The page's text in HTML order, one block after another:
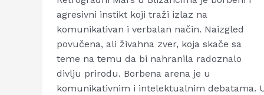
agresivni instikt koji traži izlaz na
komunikativan i verbalan način. Naizgled
povučena, ali živahna zver, koja skače sa
teme na temu da bi nahranila radoznalo
divlju prirodu. Borbena arena je u
komunikativnim i intelektualnim debatama.